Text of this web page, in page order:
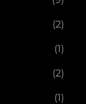
(2)
(1)
(2)
(1)